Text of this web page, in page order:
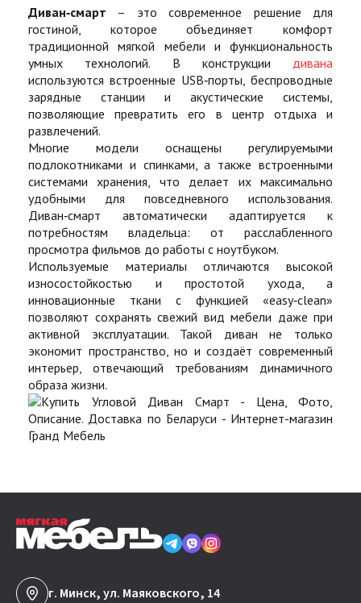
Диван‑смарт – это современное решение для
гостиной, которое объединяет комфорт
традиционной мягкой мебели и функциональность
умных технологий. В конструкции дивана
используются встроенные USB‑порты, беспроводные
зарядные станции и акустические системы,
позволяющие превратить его в центр отдыха и
развлечений.
Многие модели оснащены регулируемыми
подлокотниками и спинками, а также встроенными
системами хранения, что делает их максимально
удобными для повседневного использования.
Диван‑смарт автоматически адаптируется к
потребностям владельца: от расслабленного
просмотра фильмов до работы с ноутбуком.
Используемые материалы отличаются высокой
износостойкостью и простотой ухода, а
инновационные ткани с функцией «easy‑clean»
позволяют сохранять свежий вид мебели даже при
активной эксплуатации. Такой диван не только
экономит пространство, но и создаёт современный
интерьер, отвечающий требованиям динамичного
образа жизни.
г. Минск, ул. Маяковского, 14